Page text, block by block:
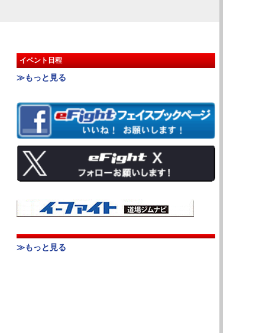
イベント日程
≫もっと見る
≫もっと見る